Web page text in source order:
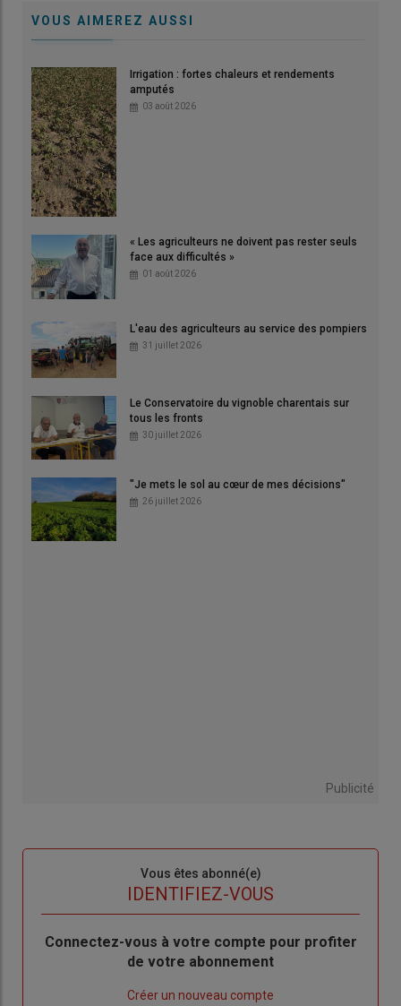
VOUS AIMEREZ AUSSI
Irrigation : fortes chaleurs et rendements
amputés
03 août 2026
« Les agriculteurs ne doivent pas rester seuls
face aux difficultés »
01 août 2026
L'eau des agriculteurs au service des pompiers
31 juillet 2026
Le Conservatoire du vignoble charentais sur
tous les fronts
30 juillet 2026
"Je mets le sol au cœur de mes décisions"
26 juillet 2026
Publicité
Vous êtes abonné(e)
IDENTIFIEZ-VOUS
Body
Connectez-vous à votre compte pour profiter
de votre abonnement
Créer un nouveau compte